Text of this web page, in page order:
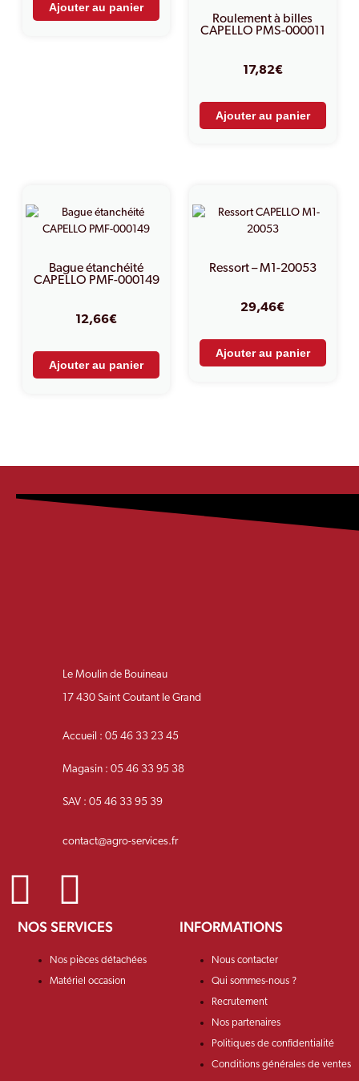
Ajouter au panier
Roulement à billes
CAPELLO PMS-000011
17,82€
Ajouter au panier
Bague étanchéité
CAPELLO PMF-000149
12,66€
Ajouter au panier
Ressort – M1-20053
29,46€
Ajouter au panier
Le Moulin de Bouineau
17 430 Saint Coutant le Grand
Accueil : 05 46 33 23 45
Magasin : 05 46 33 95 38
SAV : 05 46 33 95 39
contact@agro-services.fr
NOS SERVICES
Nos pièces détachées
Matériel occasion
INFORMATIONS
Nous contacter
Qui sommes-nous ?
Recrutement
Nos partenaires
Politiques de confidentialité
Conditions générales de ventes